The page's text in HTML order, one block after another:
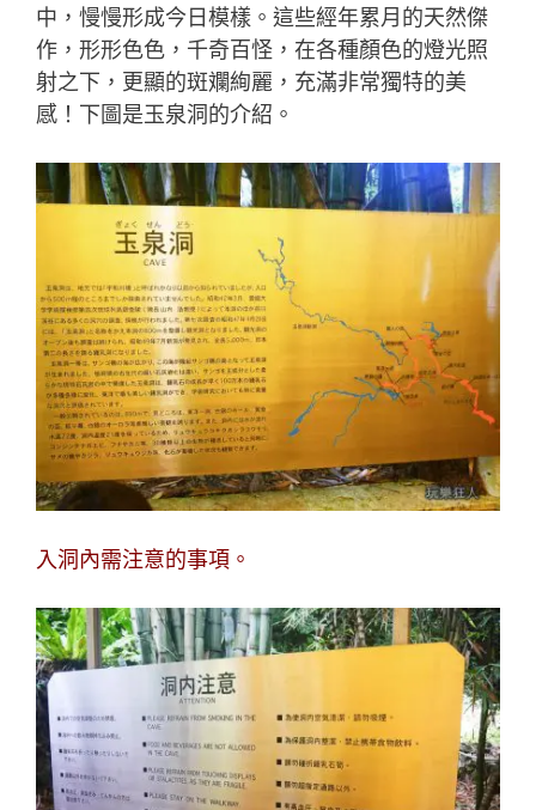
中，慢慢形成今日模樣。這些經年累月的天然傑
作，形形色色，千奇百怪，在各種顏色的燈光照
射之下， 更顯的斑斕絢麗，充滿非常獨特的美
感！下圖是玉泉洞的介紹。
入洞內需注意的事項。